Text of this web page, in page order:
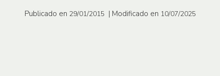
Publicado en 29/01/2015 | Modificado en 10/07/2025